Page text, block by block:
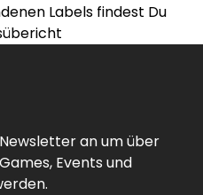
Labels findest Du
an um über
Events und